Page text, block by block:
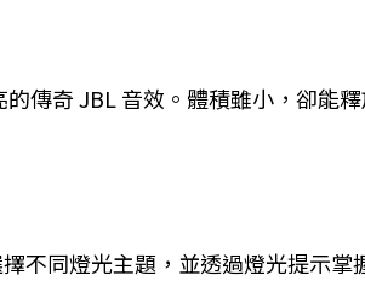
傳奇 JBL 音效。體積雖小，卻能
不同燈光主題，並透過燈光提示